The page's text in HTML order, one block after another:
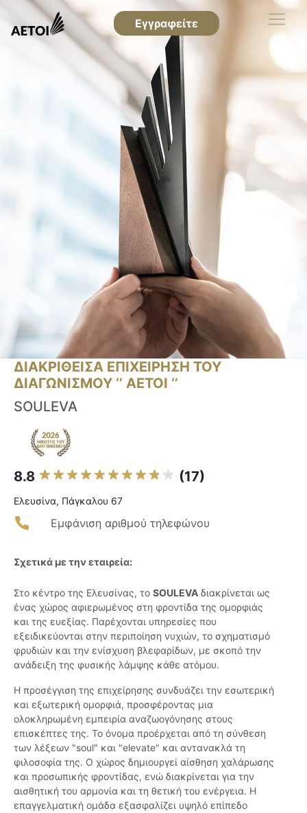
Εγγραφείτε
ΔΙΑΚΡΙΘΕΙΣΑ ΕΠΙΧΕΙΡΗΣΗ ΤΟΥ
ΔΙΑΓΩΝΙΣΜΟΥ ‘’ ΑΕΤΟΙ ‘’
SOULEVA
8.8 (17)
Ελευσίνα, Πάγκαλου 67
Εμφάνιση αριθμού τηλεφώνου
Σχετικά με την εταιρεία:
Στο κέντρο της Ελευσίνας, το SOULEVA διακρίνεται ως
ένας χώρος αφιερωμένος στη φροντίδα της ομορφιάς
και της ευεξίας. Παρέχονται υπηρεσίες που
εξειδικεύονται στην περιποίηση νυχιών, το σχηματισμό
φρυδιών και την ενίσχυση βλεφαρίδων, με σκοπό την
ανάδειξη της φυσικής λάμψης κάθε ατόμου.
Η προσέγγιση της επιχείρησης συνδυάζει την εσωτερική
και εξωτερική ομορφιά, προσφέροντας μια
ολοκληρωμένη εμπειρία αναζωογόνησης στους
επισκέπτες της. Το όνομα προέρχεται από τη σύνθεση
των λέξεων "soul" και "elevate" και αντανακλά τη
φιλοσοφία της. Ο χώρος δημιουργεί αίσθηση χαλάρωσης
και προσωπικής φροντίδας, ενώ διακρίνεται για την
αισθητική του αρμονία και τη θετική του ενέργεια. Η
επαγγελματική ομάδα εξασφαλίζει υψηλό επίπεδο